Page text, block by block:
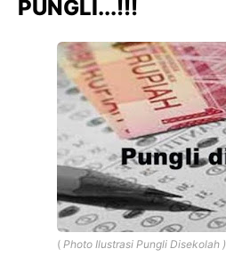
PUNGLI...!!!
( Photo Ilustrasi Pungli Disekolah )